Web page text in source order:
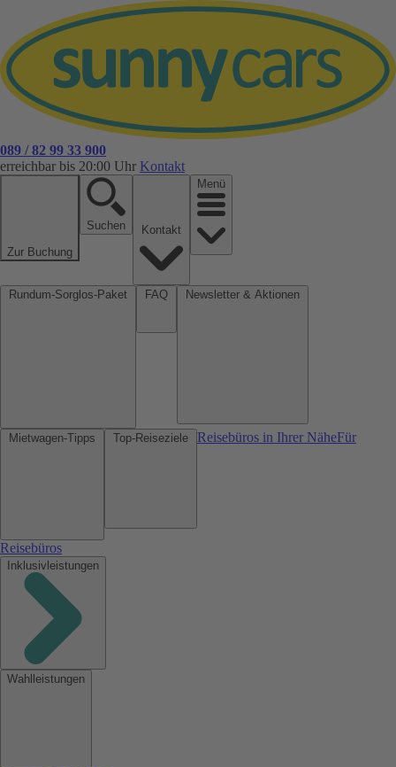
089 / 82 99 33 900
erreichbar bis 20:00 Uhr Kontakt
Zur Buchung
Suchen
Menü
Reisebüros in Ihrer NäheFür
Reisebüros
Inklusivleistungen
Wahlleistungen